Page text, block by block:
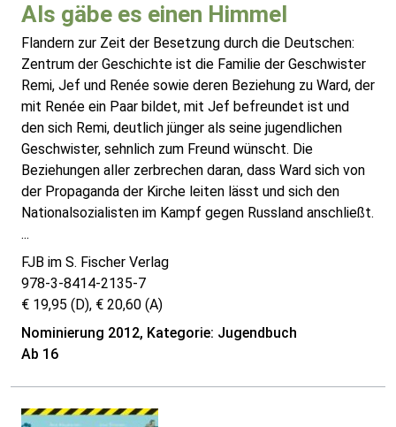
Als gäbe es einen Himmel
Flandern zur Zeit der Besetzung durch die Deutschen:
Zentrum der Geschichte ist die Familie der Geschwister
Remi, Jef und Renée sowie deren Beziehung zu Ward, der
mit Renée ein Paar bildet, mit Jef befreundet ist und
den sich Remi, deutlich jünger als seine jugendlichen
Geschwister, sehnlich zum Freund wünscht. Die
Beziehungen aller zerbrechen daran, dass Ward sich von
der Propaganda der Kirche leiten lässt und sich den
Nationalsozialisten im Kampf gegen Russland anschließt.
...
FJB im S. Fischer Verlag
978-3-8414-2135-7
€ 19,95 (D), € 20,60 (A)
Nominierung 2012, Kategorie: Jugendbuch
Ab 16